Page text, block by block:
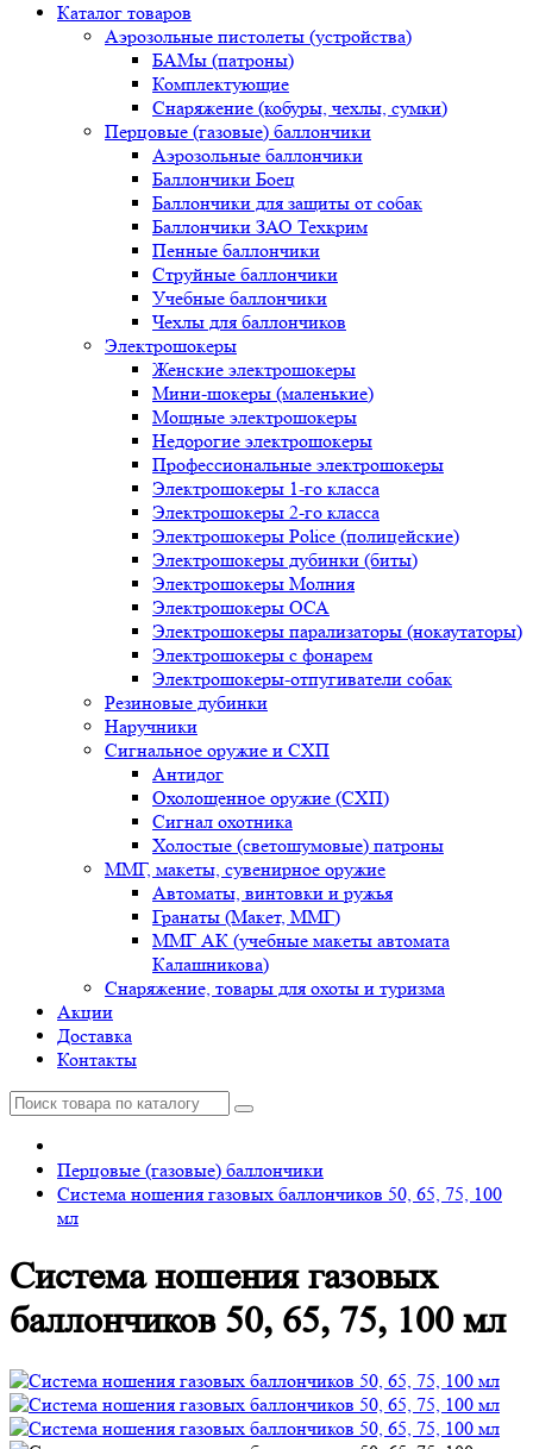
Каталог товаров
Аэрозольные пистолеты (устройства)
БАМы (патроны)
Комплектующие
Снаряжение (кобуры, чехлы, сумки)
Перцовые (газовые) баллончики
Аэрозольные баллончики
Баллончики Боец
Баллончики для защиты от собак
Баллончики ЗАО Техкрим
Пенные баллончики
Струйные баллончики
Учебные баллончики
Чехлы для баллончиков
Электрошокеры
Женские электрошокеры
Мини-шокеры (маленькие)
Мощные электрошокеры
Недорогие электрошокеры
Профессиональные электрошокеры
Электрошокеры 1-го класса
Электрошокеры 2-го класса
Электрошокеры Police (полицейские)
Электрошокеры дубинки (биты)
Электрошокеры Молния
Электрошокеры ОСА
Электрошокеры парализаторы (нокаутаторы)
Электрошокеры с фонарем
Электрошокеры-отпугиватели собак
Резиновые дубинки
Наручники
Сигнальное оружие и СХП
Антидог
Охолощенное оружие (СХП)
Сигнал охотника
Холостые (светошумовые) патроны
ММГ, макеты, сувенирное оружие
Автоматы, винтовки и ружья
Гранаты (Макет, ММГ)
ММГ АК (учебные макеты автомата
Калашникова)
Снаряжение, товары для охоты и туризма
Акции
Доставка
Контакты
Перцовые (газовые) баллончики
Система ношения газовых баллончиков 50, 65, 75, 100
мл
Система ношения газовых
баллончиков 50, 65, 75, 100 мл